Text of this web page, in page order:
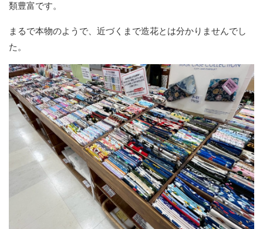
類豊富です。
まるで本物のようで、近づくまで造花とは分かりませんでし
た。